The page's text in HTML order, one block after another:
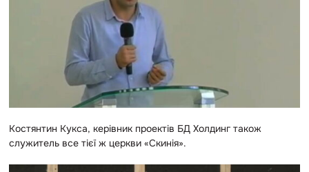
Костянтин Кукса, керівник проектів БД Холдинг також
служитель все тієї ж церкви «Скинія».